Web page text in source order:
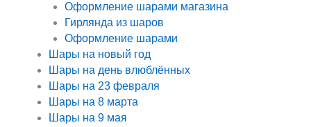
Оформление шарами магазина
Гирлянда из шаров
Оформление шарами
Шары на новый год
Шары на день влюблённых
Шары на 23 февраля
Шары на 8 марта
Шары на 9 мая